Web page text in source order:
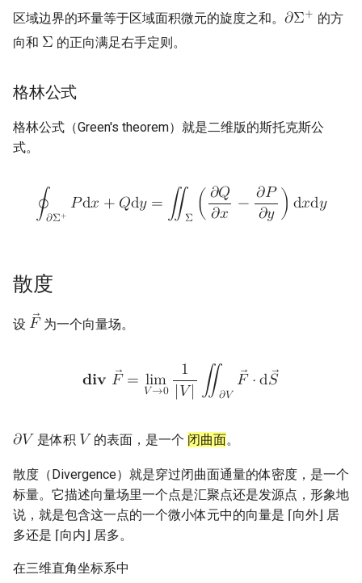
区域边界的环量等于区域面积微元的旋度之和。 𝜕Σ+ 的方
向和 Σ 的正向满足右手定则。
格林公式
格林公式（Green's theorem）就是二维版的斯托克斯公
式。
∮
𝜕Σ+ 𝑃d𝑥 + 𝑄d𝑦 = ∬
Σ
( 𝜕𝑄
𝜕𝑥 − 𝜕𝑃
𝜕𝑦 ) d𝑥d𝑦
散度
设 𝐹为一个向量场。
𝐝𝐢𝐯 𝐹 = lim
𝑉→0
1
|𝑉| ∬
𝜕𝑉
𝐹 ⋅d𝑆
𝜕𝑉 是体积 𝑉 的表面，是一个 闭曲面。
散度（Divergence）就是穿过闭曲面通量的体密度，是一个
标量。它描述向量场里一个点是汇聚点还是发源点，形象地
说，就是包含这一点的一个微小体元中的向量是 ⌈向外⌋ 居
多还是 ⌈向内⌋ 居多。
在三维直角坐标系中